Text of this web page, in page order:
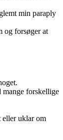
min paraply
og forsøger at
forskellige
eller uklar om